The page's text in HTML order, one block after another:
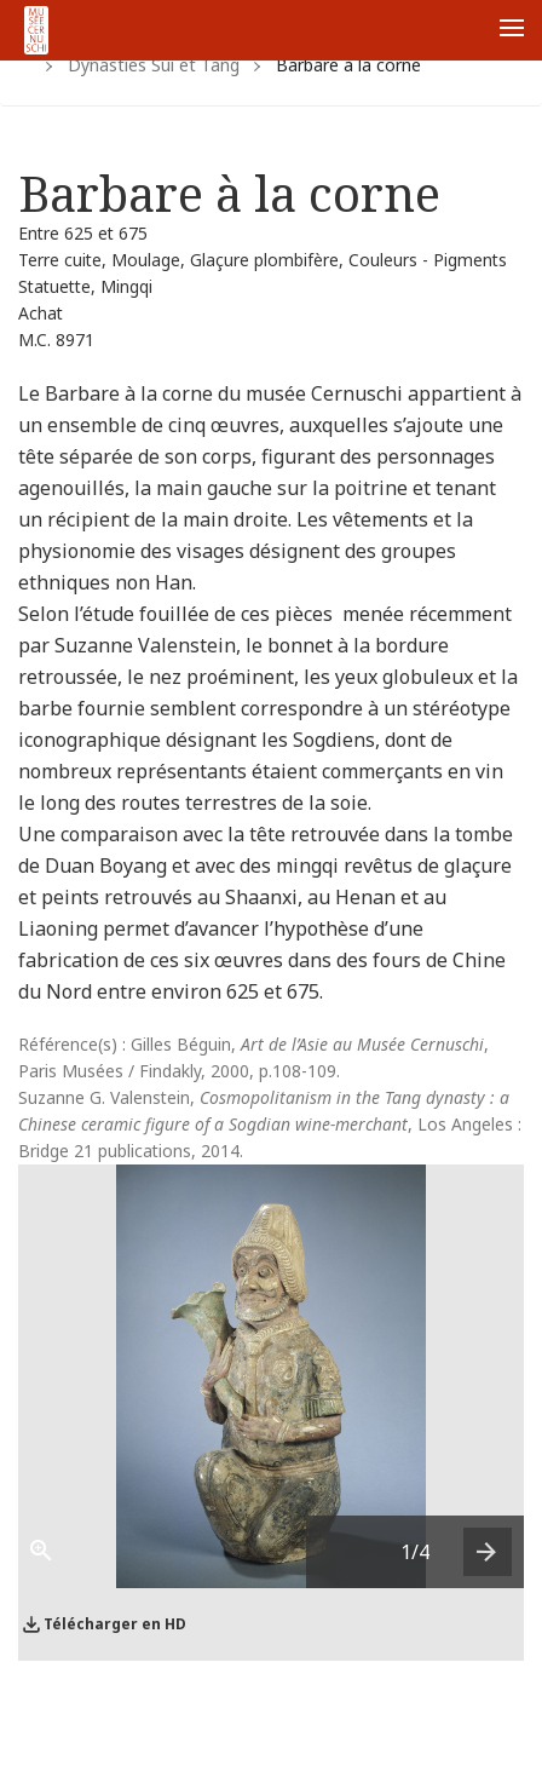
Accueil
Dynasties Sui et Tang
Barbare à la corne
Barbare à la corne
Entre 625 et 675
Terre cuite, Moulage, Glaçure plombifère, Couleurs - Pigments
Statuette, Mingqi
Achat
M.C. 8971
Le Barbare à la corne du musée Cernuschi appartient à
un ensemble de cinq œuvres, auxquelles s’ajoute une
tête séparée de son corps, figurant des personnages
agenouillés, la main gauche sur la poitrine et tenant
un récipient de la main droite. Les vêtements et la
physionomie des visages désignent des groupes
ethniques non Han.
Selon l’étude fouillée de ces pièces menée récemment
par Suzanne Valenstein, le bonnet à la bordure
retroussée, le nez proéminent, les yeux globuleux et la
barbe fournie semblent correspondre à un stéréotype
iconographique désignant les Sogdiens, dont de
nombreux représentants étaient commerçants en vin
le long des routes terrestres de la soie.
Une comparaison avec la tête retrouvée dans la tombe
de Duan Boyang et avec des mingqi revêtus de glaçure
et peints retrouvés au Shaanxi, au Henan et au
Liaoning permet d’avancer l’hypothèse d’une
fabrication de ces six œuvres dans des fours de Chine
du Nord entre environ 625 et 675.
Référence(s) : Gilles Béguin, Art de l’Asie au Musée Cernuschi,
Paris Musées / Findakly, 2000, p.108-109.
Suzanne G. Valenstein, Cosmopolitanism in the Tang dynasty : a
Chinese ceramic figure of a Sogdian wine-merchant, Los Angeles :
Bridge 21 publications, 2014.
Télécharger en HD
1/4
Next